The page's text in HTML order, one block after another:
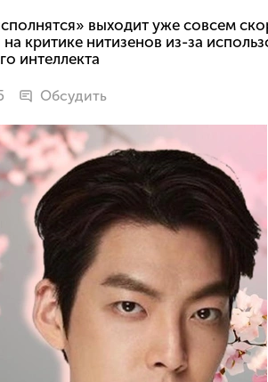
выходит уже совсем
критике нитизенов из-за
интеллекта
Обсудить